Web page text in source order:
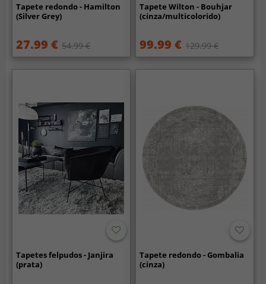
Tapete redondo - Hamilton
(Silver Grey)
27.99 € 54.99 €
Tapete Wilton - Bouhjar
(cinza/multicolorido)
99.99 € 129.99 €
Tapetes felpudos - Janjira
(prata)
Tapete redondo - Gombalia
(cinza)